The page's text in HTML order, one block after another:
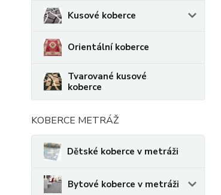
Kusové koberce
Orientální koberce
Tvarované kusové
koberce
KOBERCE METRÁŽ
Dětské koberce v metráži
Bytové koberce v metráži